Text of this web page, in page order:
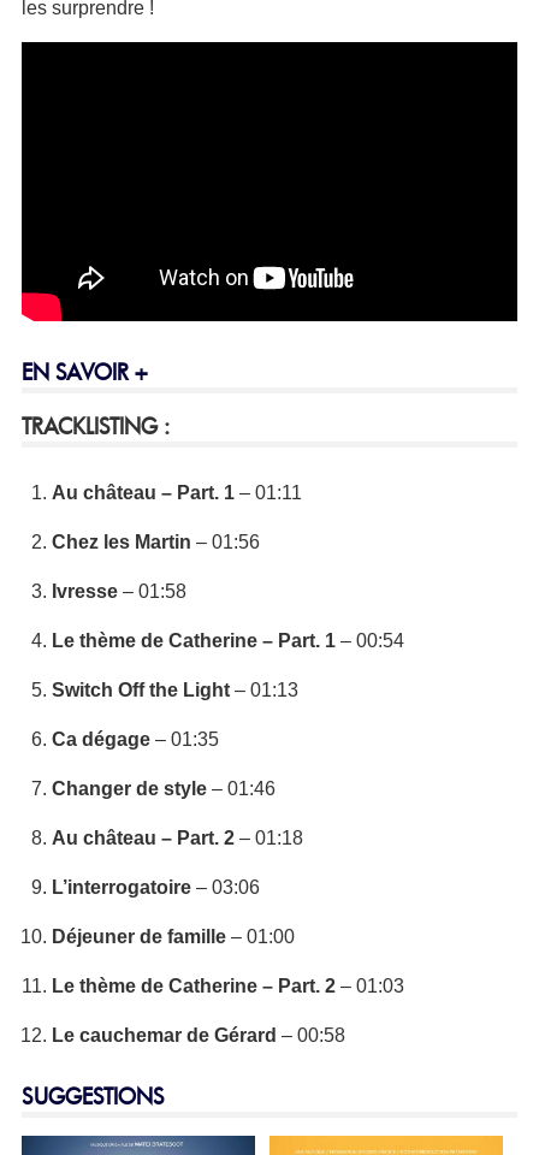
les surprendre !
EN SAVOIR +
TRACKLISTING :
Au château – Part. 1– 01:11
Chez les Martin – 01:56
Ivresse – 01:58
Le thème de Catherine – Part. 1– 00:54
Switch Off the Light– 01:13
Ca dégage– 01:35
Changer de style– 01:46
Au château – Part. 2– 01:18
L’interrogatoire– 03:06
Déjeuner de famille – 01:00
Le thème de Catherine – Part. 2– 01:03
Le cauchemar de Gérard – 00:58
SUGGESTIONS